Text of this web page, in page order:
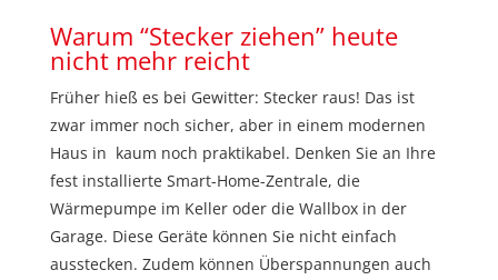
Warum “Stecker ziehen” heute
nicht mehr reicht
Früher hieß es bei Gewitter: Stecker raus! Das ist
zwar immer noch sicher, aber in einem modernen
Haus in kaum noch praktikabel. Denken Sie an Ihre
fest installierte Smart-Home-Zentrale, die
Wärmepumpe im Keller oder die Wallbox in der
Garage. Diese Geräte können Sie nicht einfach
ausstecken. Zudem können Überspannungen auch